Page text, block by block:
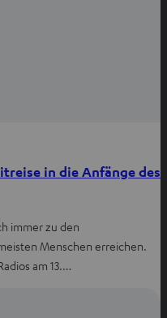
in die Anfänge des
immer zu den
Menschen erreichen.
am 13.…